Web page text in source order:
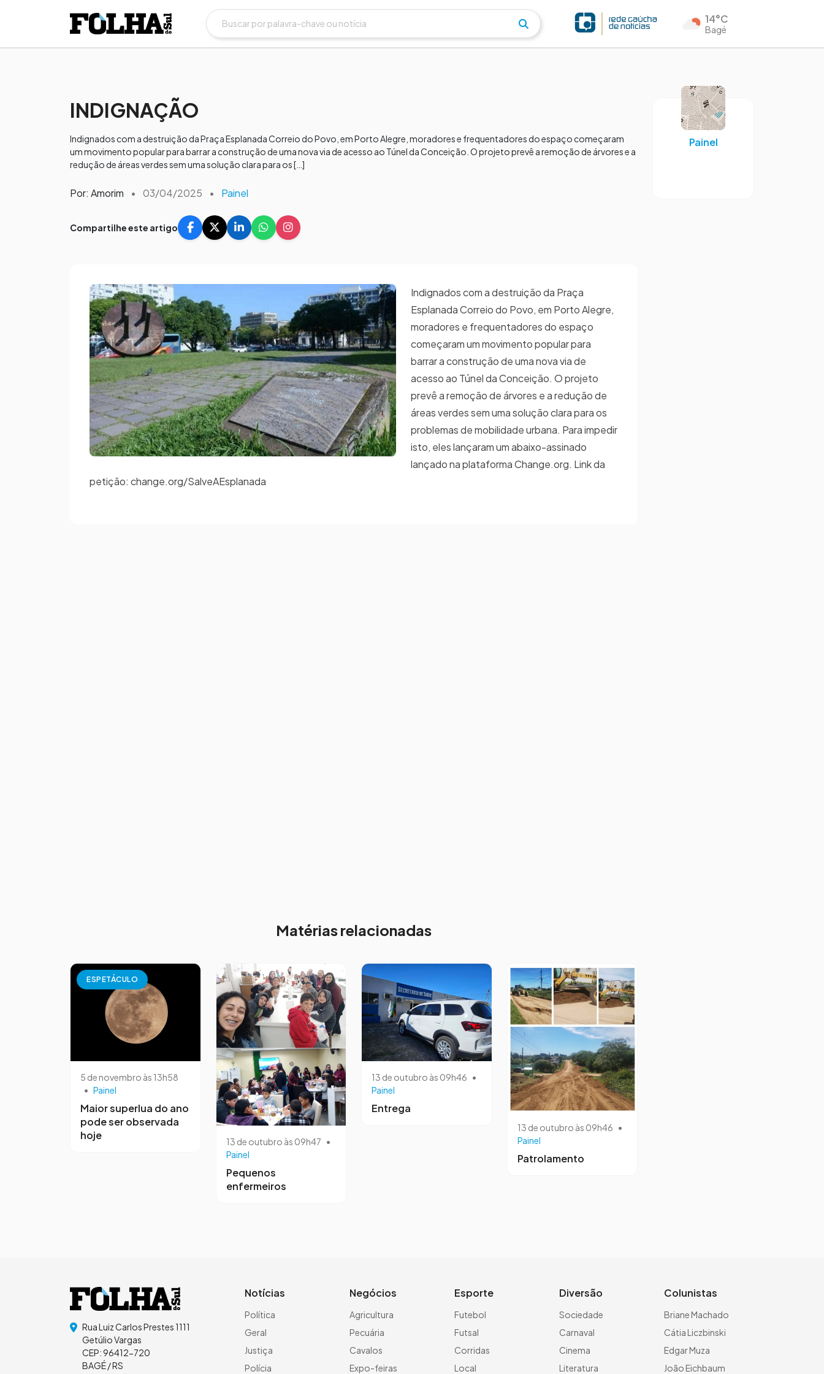
14°C
Bagé
INDIGNAÇÃO
Indignados com a destruição da Praça Esplanada Correio do Povo, em Porto Alegre, moradores e frequentadores do espaço começaram
um movimento popular para barrar a construção de uma nova via de acesso ao Túnel da Conceição. O projeto prevê a remoção de árvores e a
redução de áreas verdes sem uma solução clara para os […]
Por: Amorim • 03/04/2025 • Painel
Compartilhe este artigo
Indignados com a destruição da Praça
Esplanada Correio do Povo, em Porto Alegre,
moradores e frequentadores do espaço
começaram um movimento popular para
barrar a construção de uma nova via de
acesso ao Túnel da Conceição. O projeto
prevê a remoção de árvores e a redução de
áreas verdes sem uma solução clara para os
problemas de mobilidade urbana. Para impedir
isto, eles lançaram um abaixo-assinado
lançado na plataforma Change.org. Link da
petição: change.org/SalveAEsplanada
Matérias relacionadas
ESPETÁCULO
5 de novembro às 13h58
• Painel
Maior superlua do ano
pode ser observada
hoje
13 de outubro às 09h47 •
Painel
Pequenos
enfermeiros
13 de outubro às 09h46 •
Painel
Entrega
13 de outubro às 09h46 •
Painel
Patrolamento
Painel
Rua Luiz Carlos Prestes 1111
Getúlio Vargas
CEP: 96412-720
BAGÉ / RS
Notícias
Política
Geral
Justiça
Polícia
Negócios
Agricultura
Pecuária
Cavalos
Expo-feiras
Esporte
Futebol
Futsal
Corridas
Local
Diversão
Sociedade
Carnaval
Cinema
Literatura
Colunistas
Briane Machado
Cátia Liczbinski
Edgar Muza
João Eichbaum